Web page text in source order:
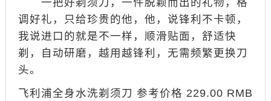
一把好剃须刀，一件脱颖而出的礼物，格
调好礼，只给珍贵的他，他，说锋利不卡顿，
我说进口的就是不一样，顺滑贴面，舒适快
剃，自动研磨，越用越锋利，无需频繁更换刀
头。
飞利浦全身水洗剃须刀 参考价格 229.00 RMB